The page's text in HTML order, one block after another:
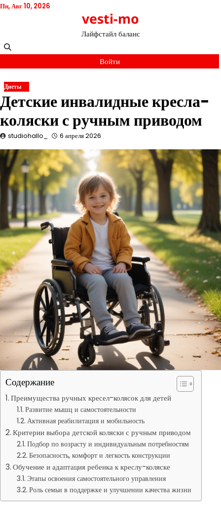
Перейти
Пн, Авг 10, 2026
vesti-mo
Лайфстайл баланс
Войти
Диеты
Детские инвалидные кресла-
коляски с ручным приводом
studiohallo_ 6 апреля 2026
Содержание
Преимущества ручных кресел-колясок для детей
Развитие мышц и самостоятельности
Активная реабилитация и мобильность
Критерии выбора детской коляски с ручным приводом
Подбор по возрасту и индивидуальным потребностям
Безопасность, комфорт и легкость конструкции
Обучение и адаптация ребенка к креслу-коляске
Этапы освоения самостоятельного управления
Роль семьи в поддержке и улучшении качества жизни